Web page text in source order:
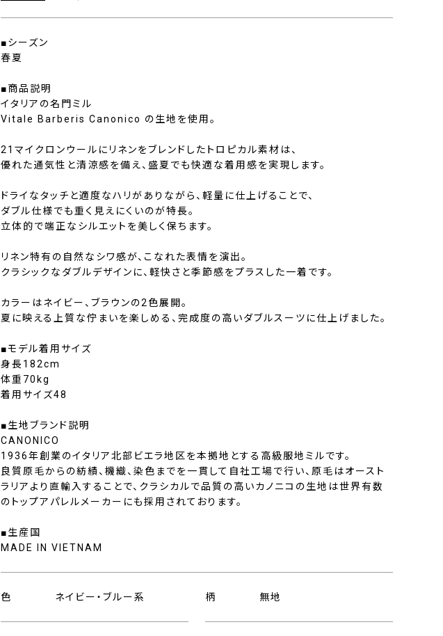
■シーズン
春夏
■商品説明
イタリアの名門ミル
Vitale Barberis Canonico の生地を使用。
21マイクロンウールにリネンをブレンドしたトロピカル素材は、
優れた通気性と清涼感を備え、盛夏でも快適な着用感を実現します。
ドライなタッチと適度なハリがありながら、軽量に仕上げることで、
ダブル仕様でも重く見えにくいのが特長。
立体的で端正なシルエットを美しく保ちます。
リネン特有の自然なシワ感が、こなれた表情を演出。
クラシックなダブルデザインに、軽快さと季節感をプラスした一着です。
カラーはネイビー、ブラウンの2色展開。
夏に映える上質な佇まいを楽しめる、完成度の高いダブルスーツに仕上げました。
■モデル着用サイズ
身長182cm
体重70kg
着用サイズ48
■生地ブランド説明
CANONICO
1936年創業のイタリア北部ビエラ地区を本拠地とする高級服地ミルです。
良質原毛からの紡績、機織、染色までを一貫して自社工場で行い、原毛はオースト
ラリアより直輸入することで、クラシカルで品質の高いカノニコの生地は世界有数
のトップアパレルメーカーにも採用されております。
■生産国
MADE IN VIETNAM
色 ネイビー・ブルー系 柄 無地